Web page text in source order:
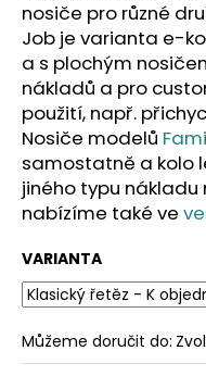
nosiče pro různé
Job je varianta e-
a s plochým
nákladů a pro
použití, např.
Nosiče modelů
samostatně a kolo
jiného typu
nabízíme také ve
VARIANTA
Můžeme doručit do:
D
o
p
o
r
u
u
j
e
m
e